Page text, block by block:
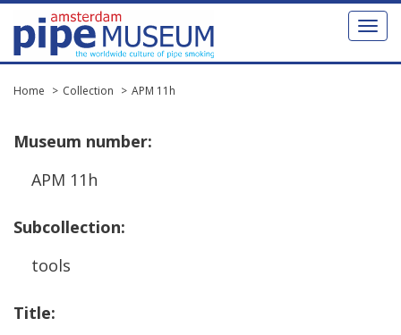
Toggle
Home Collection APM 11h
Museum number:
APM 11h
Subcollection:
tools
Title: